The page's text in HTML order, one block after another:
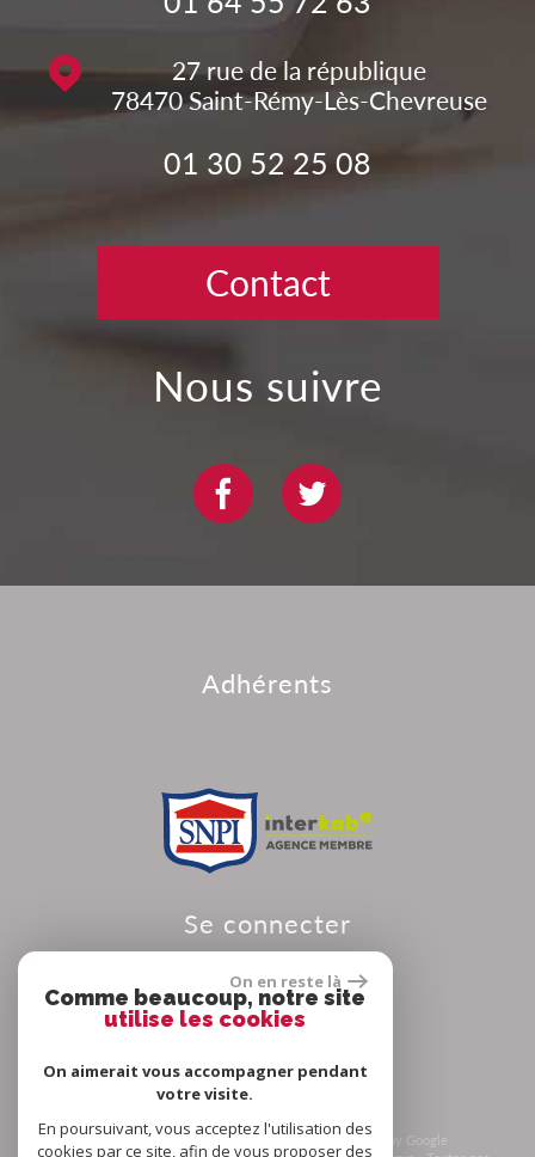
27 rue de la république
78470 Saint-Rémy-Lès-Chevreuse
01 30 52 25 08
Contact
nous suivre
adhérents
se connecter
© 2026 | Tous droits réservés | Traduction powered by Google
On en reste là
Comme beaucoup, notre site
utilise les cookies
On aimerait vous accompagner pendant
votre visite.
En poursuivant, vous acceptez l'utilisation des
cookies par ce site, afin de vous proposer des